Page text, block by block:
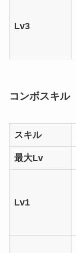
Lv3
コンボスキル
スキル
最大Lv
Lv1